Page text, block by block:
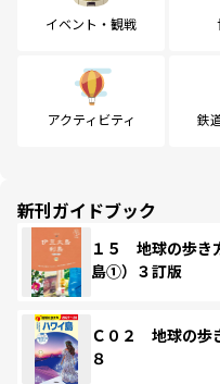
イベント・観戦
アクティビティ 鉄
新刊ガイドブック
１５ 地球の歩
島①）３訂版
Ｃ０２ 地球の歩
８